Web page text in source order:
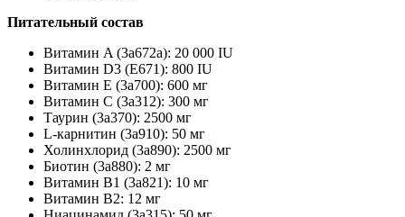
Питательный состав
Витамин A (3a672a): 20 000 IU
Витамин D3 (E671): 800 IU
Витамин E (3a700): 600 мг
Витамин C (3a312): 300 мг
Таурин (3a370): 2500 мг
L-карнитин (3a910): 50 мг
Холинхлорид (3a890): 2500 мг
Биотин (3a880): 2 мг
Витамин B1 (3a821): 10 мг
Витамин B2: 12 мг